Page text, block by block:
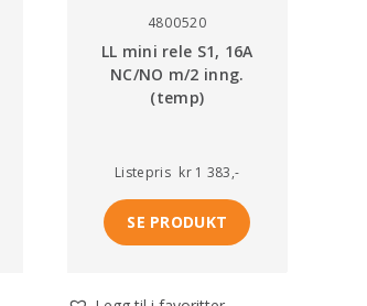
4800520
LL mini rele S1, 16A
NC/NO m/2 inng.
(temp)
Listepris kr 1 383,-
SE PRODUKT